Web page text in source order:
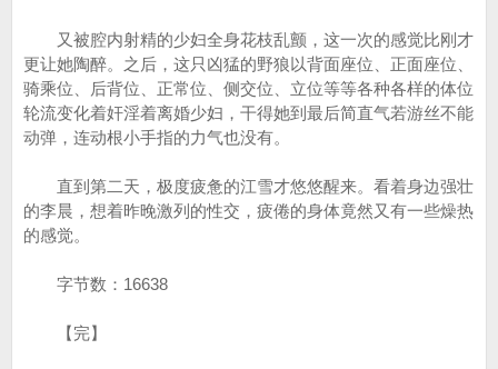
又被腔内射精的少妇全身花枝乱颤，这一次的感觉比刚才
更让她陶醉。之后，这只凶猛的野狼以背面座位、正面座位、
骑乘位、后背位、正常位、侧交位、立位等等各种各样的体位
轮流变化着奸淫着离婚少妇，干得她到最后简直气若游丝不能
动弹，连动根小手指的力气也没有。
直到第二天，极度疲惫的江雪才悠悠醒来。看着身边强壮
的李晨，想着昨晚激列的性交，疲倦的身体竟然又有一些燥热
的感觉。
字节数：16638
【完】